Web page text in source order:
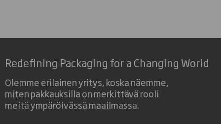
Redefining Packaging for a Changing World
Olemme erilainen yritys, koska näemme,
miten pakkauksilla on merkittävä rooli
meitä ympäröivässä maailmassa.